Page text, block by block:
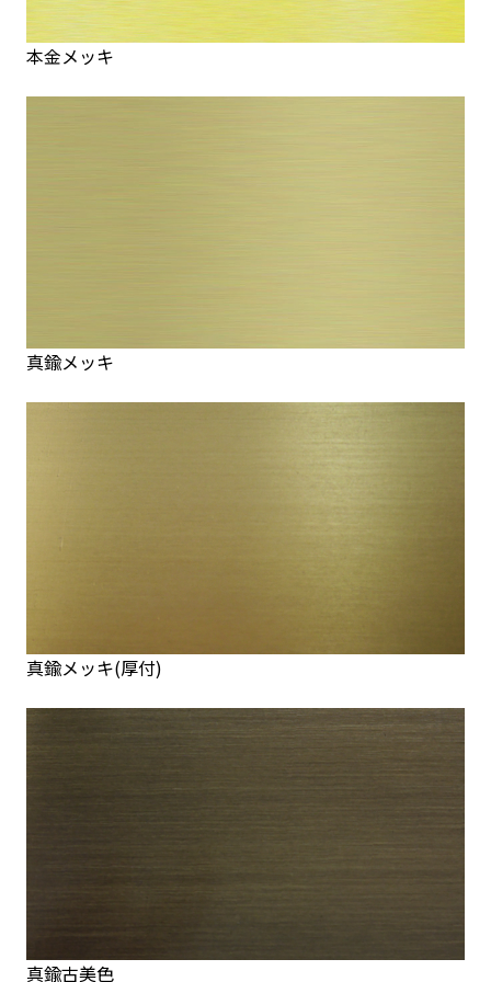
本金メッキ
真鍮メッキ
真鍮メッキ(厚付)
真鍮古美色